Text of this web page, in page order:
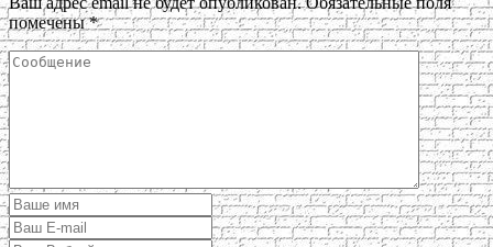
помечены*